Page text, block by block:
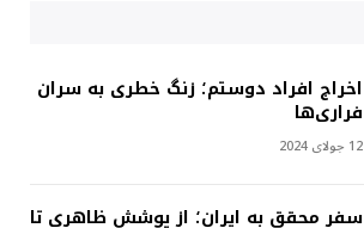
اخراج افراد دوستم؛ زنگ خطری به سران
فراری‌ها
12 جولای 2024
سفر محقق به ایران؛ از پوشش ظاهری تا